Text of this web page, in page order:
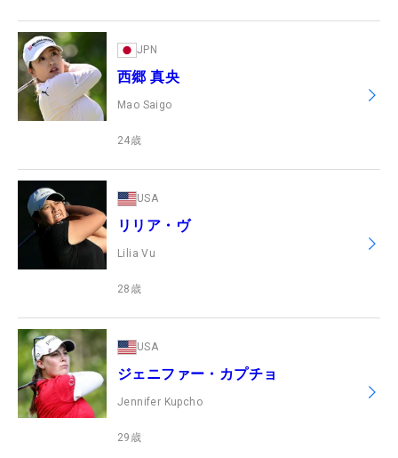
JPN
西郷 真央
Mao Saigo
24歳
USA
リリア・ヴ
Lilia Vu
28 歳
USA
ジェニファー・カプチョ
Jennifer Kupcho
29 歳